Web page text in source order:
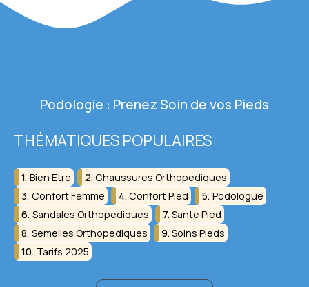
THÉMATIQUES POPULAIRES
Bien Etre
Chaussures Orthopediques
Confort Femme
Confort Pied
Podologue
Sandales Orthopediques
Sante Pied
Semelles Orthopediques
Soins Pieds
Tarifs 2025
Podologie : Prenez Soin de vos Pieds